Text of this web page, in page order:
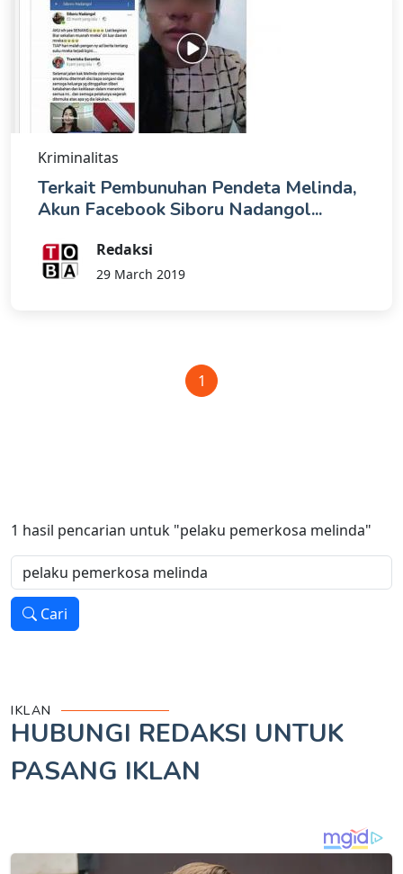
Kriminalitas
Terkait Pembunuhan Pendeta Melinda,
Akun Facebook Siboru Nadangol...
Redaksi
29 March 2019
1
1 hasil pencarian untuk "pelaku pemerkosa melinda"
Cari
IKLAN
HUBUNGI REDAKSI UNTUK
PASANG IKLAN